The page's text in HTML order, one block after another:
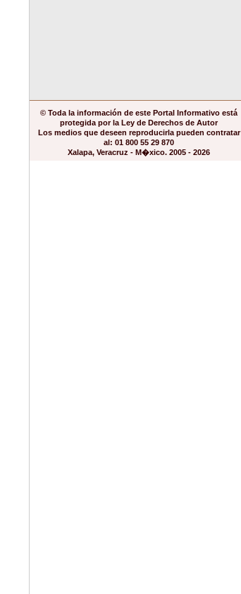
© Toda la información de este Portal Informativo está
protegida por la Ley de Derechos de Autor
Los medios que deseen reproducirla pueden contratar
al: 01 800 55 29 870
Xalapa, Veracruz - M�xico. 2005 - 2026